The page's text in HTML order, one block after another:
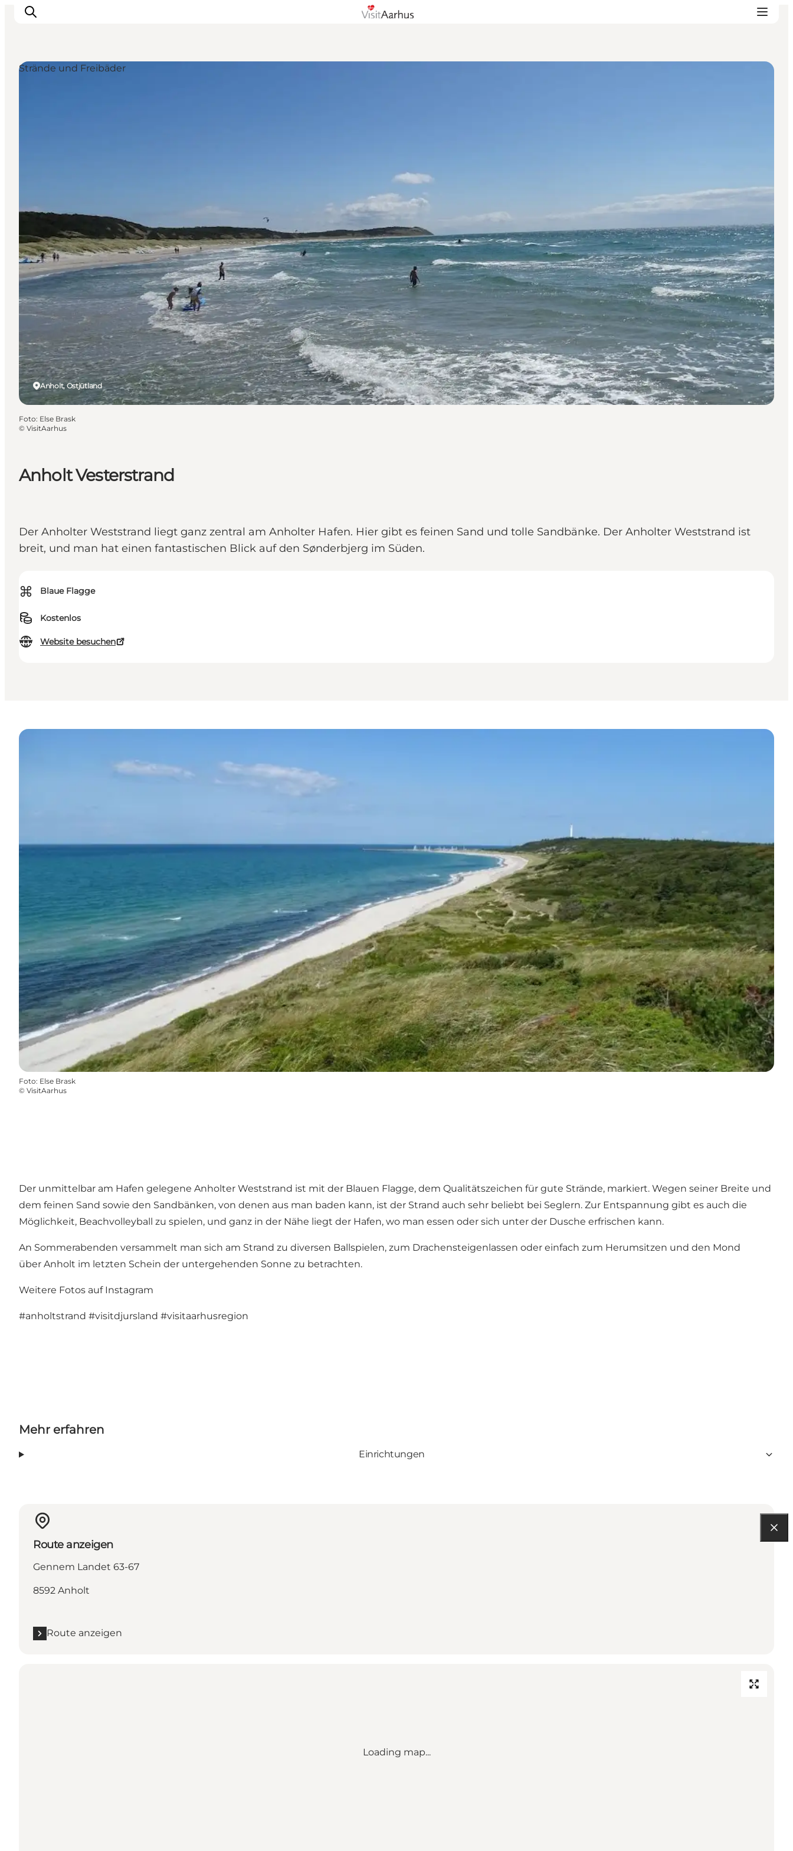
Anholt Vesterstrand
Der Anholter Weststrand liegt ganz zentral am Anholter Hafen. Hier gibt es feinen Sand und tolle Sandbänke. Der Anholter Weststrand ist
breit, und man hat einen fantastischen Blick auf den Sønderbjerg im Süden.
⌘ Blaue Flagge
Kostenlos
Website besuchen
Anholt, Ostjütland
Strände und Freibäder
Foto: Else Brask
© VisitAarhus
Foto: Else Brask
© VisitAarhus
Der unmittelbar am Hafen gelegene Anholter Weststrand ist mit der Blauen Flagge, dem Qualitätszeichen für gute Strände, markiert. Wegen seiner Breite und
dem feinen Sand sowie den Sandbänken, von denen aus man baden kann, ist der Strand auch sehr beliebt bei Seglern. Zur Entspannung gibt es auch die
Möglichkeit, Beachvolleyball zu spielen, und ganz in der Nähe liegt der Hafen, wo man essen oder sich unter der Dusche erfrischen kann.
An Sommerabenden versammelt man sich am Strand zu diversen Ballspielen, zum Drachensteigenlassen oder einfach zum Herumsitzen und den Mond
über Anholt im letzten Schein der untergehenden Sonne zu betrachten.
Weitere Fotos auf Instagram
#anholtstrand #visitdjursland #visitaarhusregion
Mehr erfahren
Einrichtungen
Route anzeigen
Gennem Landet 63-67
8592 Anholt
Route anzeigen
Loading map...